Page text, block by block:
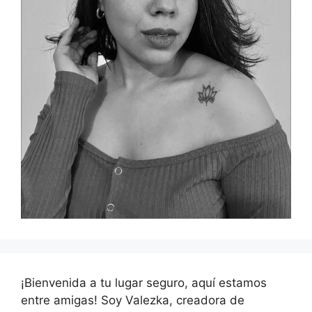
¡Bienvenida a tu lugar seguro, aquí estamos
entre amigas! Soy Valezka, creadora de